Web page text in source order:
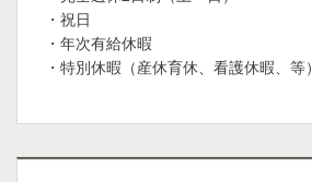
・祝日
・年次有給休暇
・特別休暇（産休育休、看護休暇、等）